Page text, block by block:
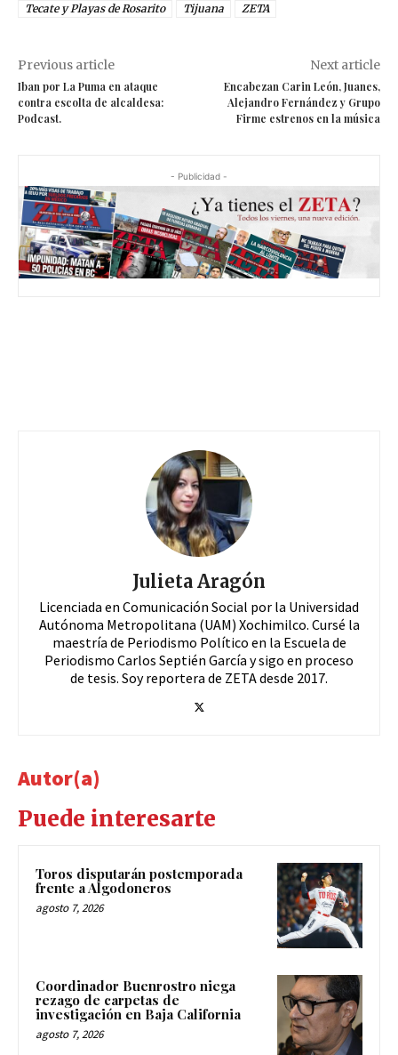
Tecate y Playas de Rosarito
Tijuana ZETA
Previous article
Iban por La Puma en ataque
contra escolta de alcaldesa:
Podcast.
Next article
Encabezan Carin León, Juanes,
Alejandro Fernández y Grupo
Firme estrenos en la música
- Publicidad -
Julieta Aragón
Licenciada en Comunicación Social por la Universidad
Autónoma Metropolitana (UAM) Xochimilco. Cursé la
maestría de Periodismo Político en la Escuela de
Periodismo Carlos Septién García y sigo en proceso
de tesis. Soy reportera de ZETA desde 2017.
Autor(a)
Puede interesarte
Toros disputarán postemporada
frente a Algodoneros
agosto 7, 2026
Coordinador Buenrostro niega
rezago de carpetas de
investigación en Baja California
agosto 7, 2026